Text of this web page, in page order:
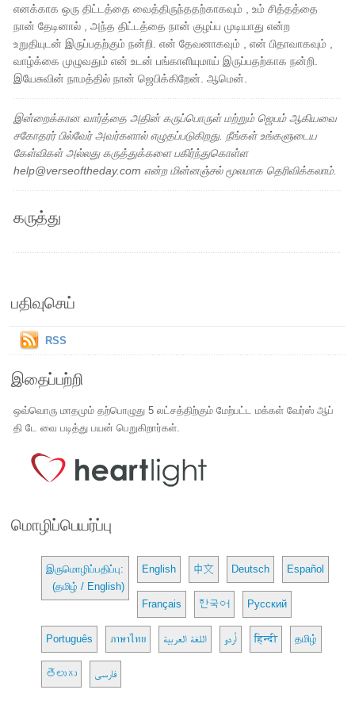
எனக்காக ஒரு திட்டத்தை வைத்திருந்ததற்காகவும் , உம் சித்தத்தை
நான் தேடினால் , அந்த திட்டத்தை நான் குழப்ப முடியாது என்ற
உறுதியுடன் இருப்பதற்கும் நன்றி. என் தேவனாகவும் , என் பிதாவாகவும் ,
வாழ்க்கை முழுவதும் என் உடன் பங்காளியுமாய் இருப்பதற்காக நன்றி.
இயேசுவின் நாமத்தில் நான் ஜெபிக்கிறேன். ஆமென்.
இன்றைக்கான வார்த்தை அதின் கருப்பொருள் மற்றும் ஜெபம் ஆகியவை
சகோதரர் பில்வேர் அவர்களால் எழுதப்படுகிறது. நீங்கள் உங்களுடைய
கேள்விகள் அல்லது கருத்துக்களை பகிர்ந்துகொள்ள
help@verseoftheday.com என்ற மின்னஞ்சல் மூலமாக தெரிவிக்கலாம்.
கருத்து
பதிவுசெய்
RSS
இதைப்பற்றி
ஒவ்வொரு மாதமும் தற்பொழுது 5 லட்சத்திற்கும் மேற்பட்ட மக்கள் வேர்ஸ் ஆப்
தி டே வை படித்து பயன் பெறுகிறார்கள்.
மொழிப்பெயர்ப்பு
இருமொழிப்பதிப்பு:
(தமிழ் / English)
English 中文 Deutsch Español
Français 한국어 Русский
Português ภาษาไทย اللغة العربية اُردو हिन्दी தமிழ்
తెలుగు فارسی